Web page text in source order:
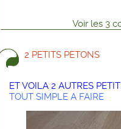
Voir les 3
2 PETITS PETONS
ET VOILA 2 AUTRES
TOUT SIMPLE A FAIRE